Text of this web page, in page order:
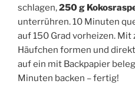
schlagen,250 g
unterrühren. 10 Minuten
auf 150 Grad vorheizen.
Häufchen formen und
auf ein mit Backpapier
Minuten backen – fertig!